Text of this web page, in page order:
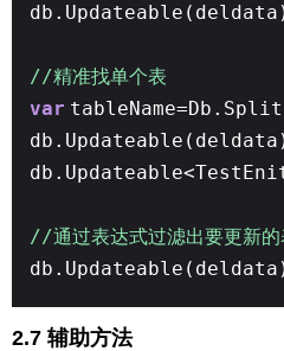
//精准找单个表
var
//通过表达式过滤出要更新的
2.7 辅助方法